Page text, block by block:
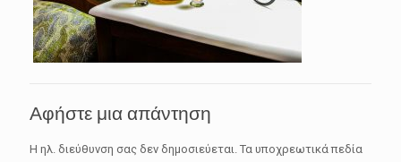
Αφήστε μια απάντηση
Η ηλ. διεύθυνση σας δεν δημοσιεύεται. Τα υποχρεωτικά πεδία